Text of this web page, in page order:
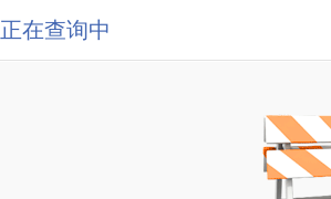
正在查询中